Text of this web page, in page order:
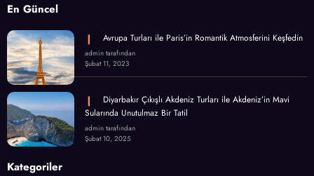
En Güncel
Avrupa Turları ile Paris’in Romantik Atmosferini Keşfedin
admin tarafından
Şubat 11, 2023
Diyarbakır Çıkışlı Akdeniz Turları ile Akdeniz’in Mavi
Sularında Unutulmaz Bir Tatil
admin tarafından
Şubat 10, 2025
Kategoriler